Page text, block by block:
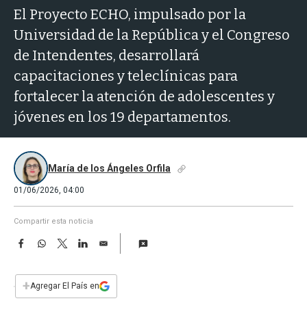
El Proyecto ECHO, impulsado por la
Universidad de la República y el Congreso
de Intendentes, desarrollará
capacitaciones y teleclínicas para
fortalecer la atención de adolescentes y
jóvenes en los 19 departamentos.
María de los Ángeles Orfila
01/06/2026, 04:00
Compartir esta noticia
F
e
b
W
s
T
w
t
L
E
i
l
+Agregar El País en